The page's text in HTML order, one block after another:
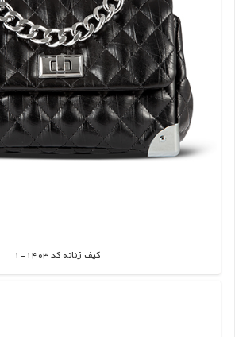
کیف زنانه کد 1403-1
اطلاعات بیشتر